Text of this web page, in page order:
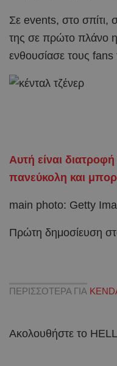
Σε events, στο σπίτι,
της σε πρώτο πλάνο η
ενθουσίασε τους fans
Αυτή είναι
πανεύκολη και
main photo: Getty
Πρώτη δημοσίευση
ΠΕΡΙΣΣΟΤΕΡΑ ΓΙΑ
Ακολουθήστε το